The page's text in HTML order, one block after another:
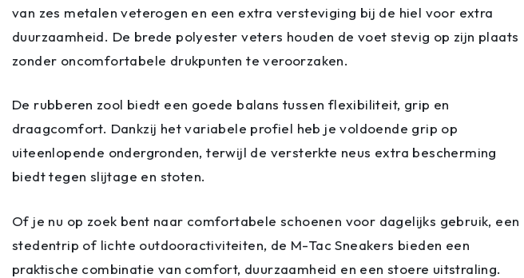
van zes metalen veterogen en een extra versteviging bij de hiel voor extra
duurzaamheid. De brede polyester veters houden de voet stevig op zijn plaats
zonder oncomfortabele drukpunten te veroorzaken.
De rubberen zool biedt een goede balans tussen flexibiliteit, grip en
draagcomfort. Dankzij het variabele profiel heb je voldoende grip op
uiteenlopende ondergronden, terwijl de versterkte neus extra bescherming
biedt tegen slijtage en stoten.
Of je nu op zoek bent naar comfortabele schoenen voor dagelijks gebruik, een
stedentrip of lichte outdooractiviteiten, de M-Tac Sneakers bieden een
praktische combinatie van comfort, duurzaamheid en een stoere uitstraling.